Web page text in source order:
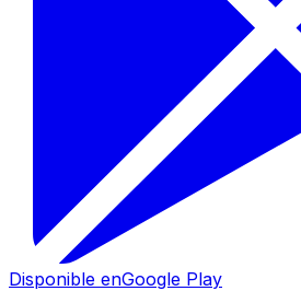
Disponible enGoogle Play